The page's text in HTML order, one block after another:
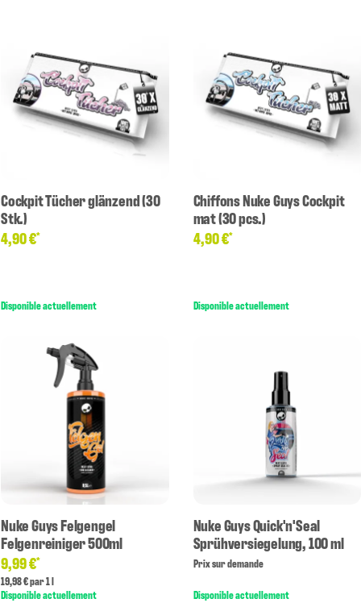
Cockpit Tücher glänzend (30
Stk.)
4,90 €*
Disponible actuellement
Chiffons Nuke Guys Cockpit
mat (30 pcs.)
4,90 €*
Disponible actuellement
Nuke Guys Felgengel
Felgenreiniger 500ml
9,99 €*
19,98 € par 1 l
Disponible actuellement
Nuke Guys Quick'n'Seal
Sprühversiegelung, 100 ml
Prix sur demande
Disponible actuellement